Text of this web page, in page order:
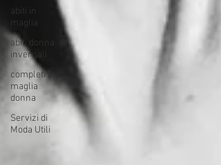
abiti in
maglia
abiti donna
invernali
completi in
maglia
donna
Servizi di
Moda Utili